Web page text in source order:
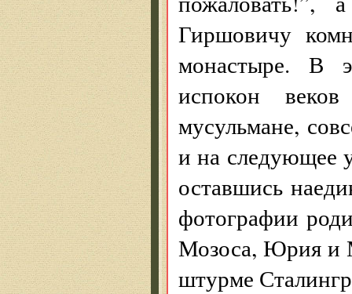
Гиршовичу
монастыре. В
испокон
мусульмане,
и на следующее
оставшись
фотографии
Мозоса, Юрия и
штурме